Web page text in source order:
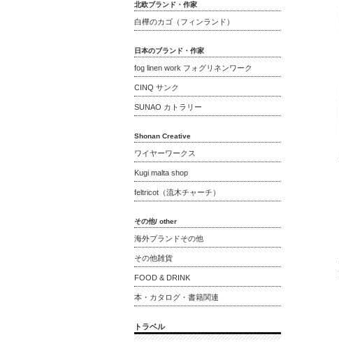
北欧ブランド・作家
白樺のカゴ（フィンランド）
日本のブランド・作家
fog linen work フォグリネンワーク
CINQ サンク
SUNAO カトラリー
Shonan Creative
ワイヤーワークス
Kugi malta shop
feltricot（流木チャーチ）
その他/ other
海外ブランドその他
その他雑貨
FOOD & DRINK
本・カタログ・書籍関連
トラベル